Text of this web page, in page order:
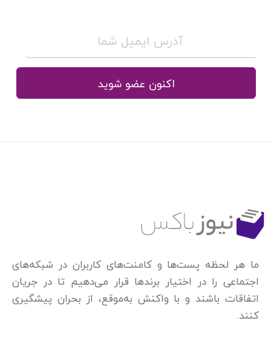
اکنون عضو شوید
ما هر لحظه پست‌ها و کامنت‌های کاربران در شبکه‌های
اجتماعی را در اختیار برندها قرار می‌دهیم تا در جریان
اتفاقات باشند و با واکنش به‌موقع، از بحران پیشگیری
کنند.